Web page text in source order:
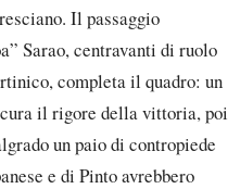
Il passaggio
Sarao, centravanti di ruolo
completa il quadro: un
il rigore della vittoria, poi
un paio di contropiede
e di Pinto avrebbero